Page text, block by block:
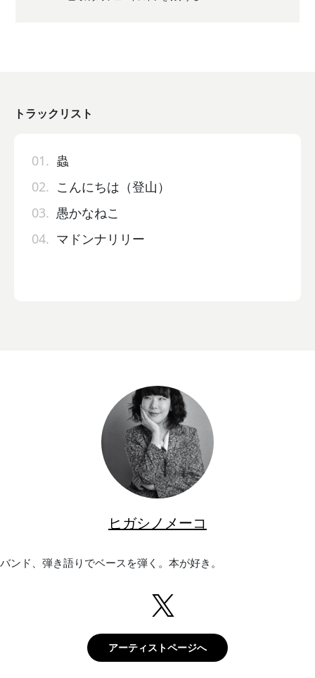
トラックリスト
01. 蟲
02. こんにちは（登山）
03. 愚かなねこ
04. マドンナリリー
ヒガシノメーコ
バンド、弾き語りでベースを弾く。本が好き。
アーティストページへ